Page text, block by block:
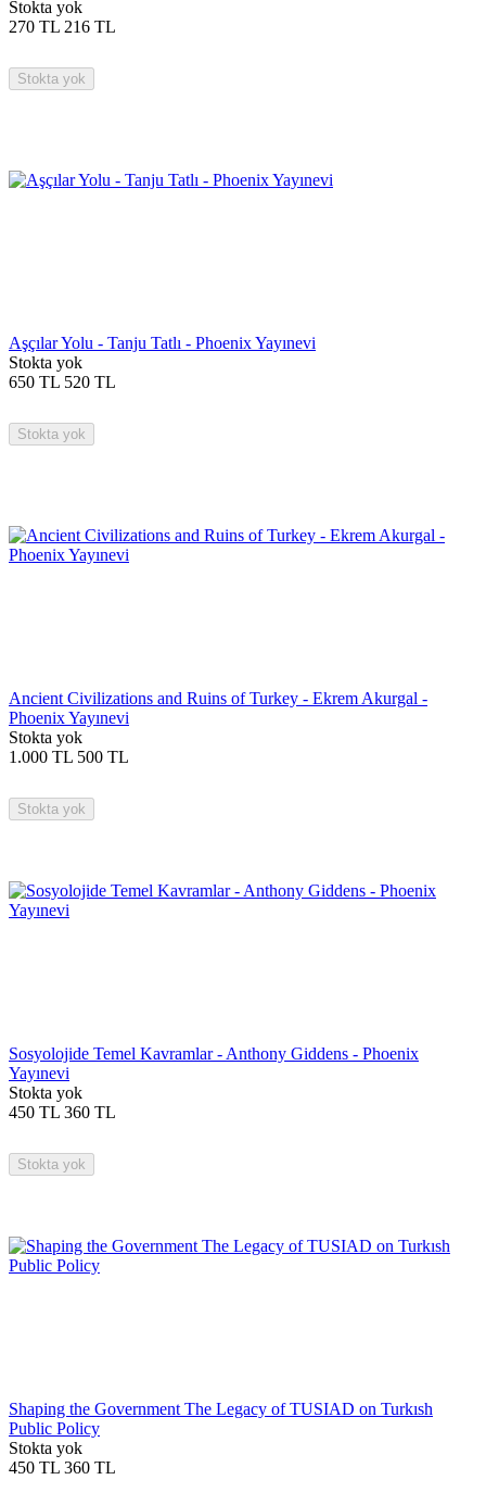
Stokta yok
270 TL 216 TL
Stokta yok
Aşçılar Yolu - Tanju Tatlı - Phoenix Yayınevi
Stokta yok
650 TL 520 TL
Stokta yok
Ancient Civilizations and Ruins of Turkey - Ekrem Akurgal -
Phoenix Yayınevi
Stokta yok
1.000 TL 500 TL
Stokta yok
Sosyolojide Temel Kavramlar - Anthony Giddens - Phoenix
Yayınevi
Stokta yok
450 TL 360 TL
Stokta yok
Shaping the Government The Legacy of TUSIAD on Turkısh
Public Policy
Stokta yok
450 TL 360 TL